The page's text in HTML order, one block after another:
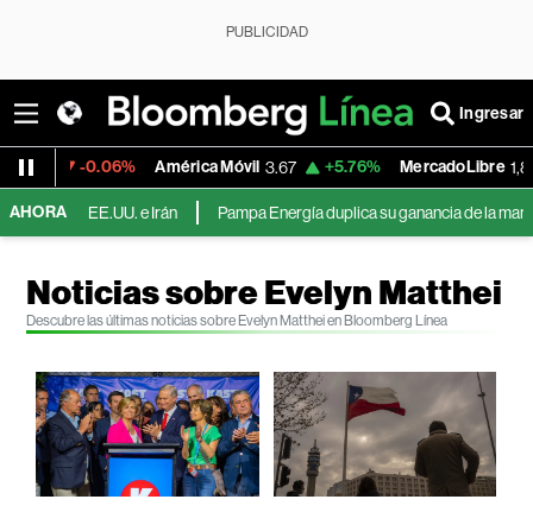
PUBLICIDAD
Ingresar
América Móvil 3.67 +5.76% MercadoLibre 1,890.05
AHORA
EE.UU. e Irán Pampa Energía duplica su ganancia de la mano de Vaca
Noticias sobre Evelyn Matthei
Descubre las últimas noticias sobre Evelyn Matthei en Bloomberg Línea